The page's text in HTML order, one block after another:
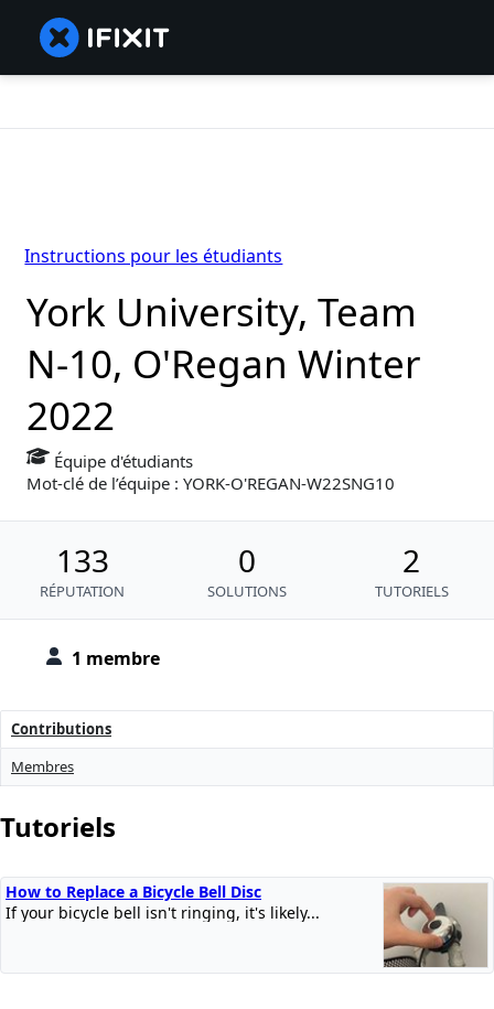
1 membre
York University, Team
N-10, O'Regan Winter
2022
Équipe d'étudiants
Mot-clé de l’équipe : YORK-O'REGAN-W22SNG10
133
RÉPUTATION
0
SOLUTIONS
2
TUTORIELS
Instructions pour les étudiants
Contributions
Membres
Tutoriels
How to Replace a Bicycle Bell Disc
If your bicycle bell isn't ringing, it's likely...